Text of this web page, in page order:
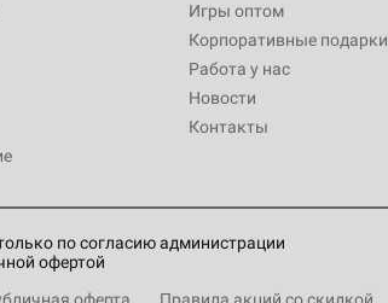
Игры оптом
Корпоративные подарки
Работа у нас
Новости
Контакты
по согласию администрации
офертой